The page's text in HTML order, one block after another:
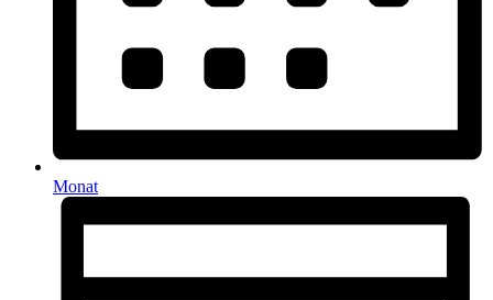
Monat